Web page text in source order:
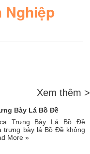
Nghiệp
Xem thêm >
Bày Lá Bồ Đề
Trưng Bày Lá Bồ Đề
trưng bày lá Bồ Đề không
More »